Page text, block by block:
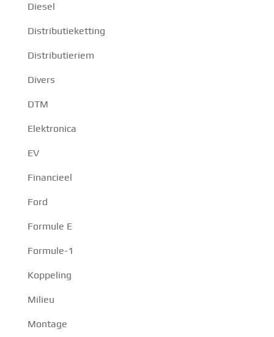
Diesel
Distributieketting
Distributieriem
Divers
DTM
Elektronica
EV
Financieel
Ford
Formule E
Formule-1
Koppeling
Milieu
Montage